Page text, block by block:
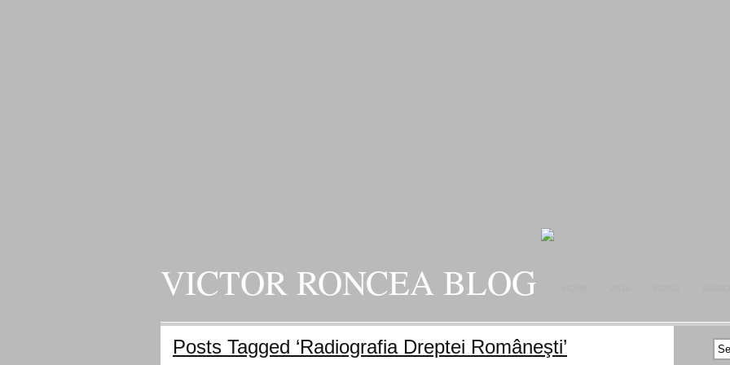
VICTOR RONCEA BLOG
Posts Tagged ‘Radiografia Dreptei Româneşti’